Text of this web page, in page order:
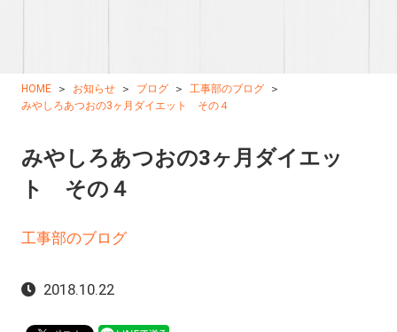
HOME お知らせ ブログ
工事部のブログ
みやしろあつおの3ヶ月ダイエット その４
みやしろあつおの3ヶ月ダイエッ
ト その４
工事部のブログ
2018.10.22